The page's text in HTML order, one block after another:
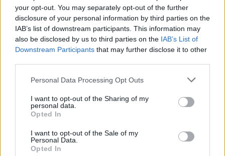
your opt-out. You may separately opt-out of the further
disclosure of your personal information by third parties on the
IAB’s list of downstream participants. This information may
also be disclosed by us to third parties on the IAB’s List of
Downstream Participants that may further disclose it to other
Personal Data Processing Opt Outs
I want to opt-out of the Sharing of my
personal data.
Opted In
I want to opt-out of the Sale of my
Personal Data.
Opted In
Publicidad